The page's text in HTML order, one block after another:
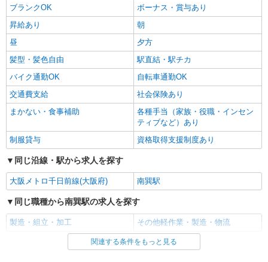
詳細を見る
派遣社員
株式会社テクノ・サービス/お仕事No/0898569
製品へのテープ巻き
時給1400円交通費全額支給
大阪府大阪市平野区 ＊車・バイク通勤OK
キープ 詳細を見る
派遣社員
株式会社テクノ・サービス/お仕事No/0823465
時給1250円交通費全額支給
大阪府大阪市平野区
キープ 詳細を見る
ブランクOK
ボーナス・賞与あり
昇給あり
朝
昼
夕方
髪型・髪色自由
駅直結・駅チカ
バイク通勤OK
自転車通勤OK
交通費支給
社会保険あり
まかない・食事補助
各種手当（家族・役職・インセン
ティブなど）あり
制服貸与
資格取得支援制度あり
同じ沿線・駅から求人を探す
大阪メトロ千日前線(大阪府) 南巽駅
同じ職種から南巽駅の求人を探す
製造・組立・加工 その他軽作業・製造・物流
同じ雇用形態から南巽駅の求人を探す
関連する条件をもっと見る